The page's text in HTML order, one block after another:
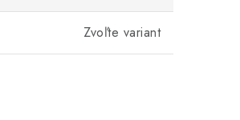
Zvoľte variant